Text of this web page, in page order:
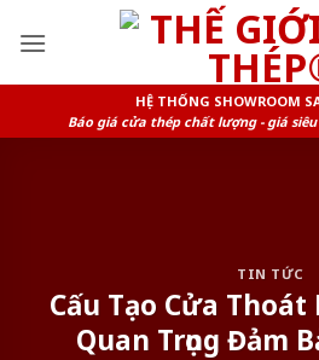
HỆ THỐNG SHOWROOM
Báo giá cửa thép chất lượng - giá siêu
TIN TỨC
Cấu Tạo Cửa Thoát
Quan Trọng Đảm